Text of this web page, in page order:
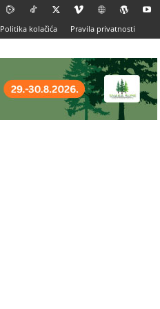
Politika kolačića Pravila privatnosti